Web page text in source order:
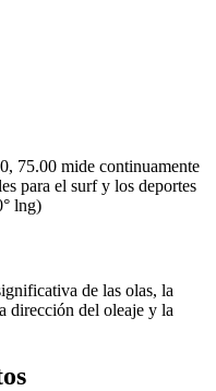
75.00 mide continuamente
para el surf y los deportes
° lng)
de las olas, la
dirección del oleaje y la